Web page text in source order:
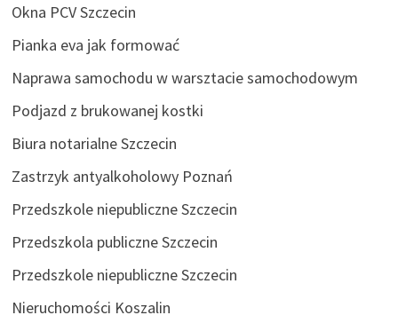
Okna PCV Szczecin
Pianka eva jak formować
Naprawa samochodu w warsztacie samochodowym
Podjazd z brukowanej kostki
Biura notarialne Szczecin
Zastrzyk antyalkoholowy Poznań
Przedszkole niepubliczne Szczecin
Przedszkola publiczne Szczecin
Przedszkole niepubliczne Szczecin
Nieruchomości Koszalin